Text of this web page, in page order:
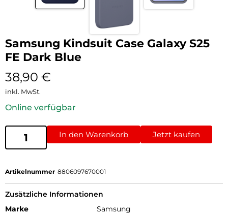
Samsung Kindsuit Case Galaxy S25
FE Dark Blue
38,90 €
inkl. MwSt.
Online verfügbar
In den Warenkorb Jetzt kaufen
Artikelnummer 8806097670001
Zusätzliche Informationen
Marke
Samsung